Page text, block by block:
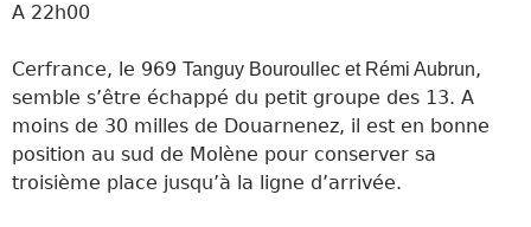
A 22h00
Cerfrance, le 969 Tanguy Bouroullec et Rémi Aubrun,
semble s’être échappé du petit groupe des 13. A
moins de 30 milles de Douarnenez, il est en bonne
position au sud de Molène pour conserver sa
troisième place jusqu’à la ligne d’arrivée.